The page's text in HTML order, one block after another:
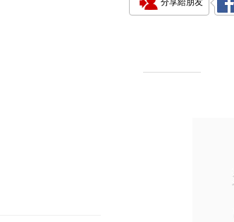
分享給朋友